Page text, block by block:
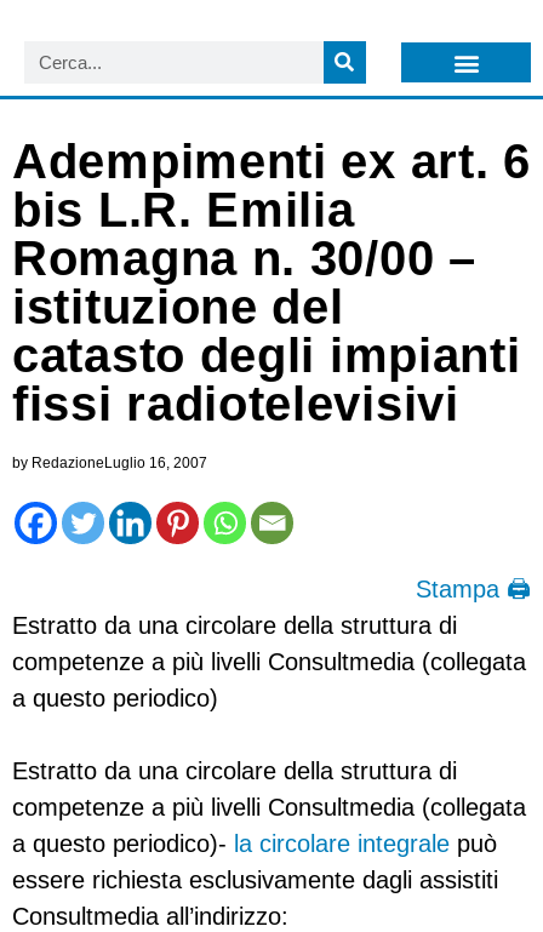
Adempimenti ex art. 6
bis L.R. Emilia
Romagna n. 30/00 –
istituzione del
catasto degli impianti
fissi radiotelevisivi
by Redazione Luglio 16, 2007
Stampa 🖨
Estratto da una circolare della struttura di
competenze a più livelli Consultmedia (collegata
a questo periodico)
Estratto da una circolare della struttura di
competenze a più livelli Consultmedia (collegata
a questo periodico)- la circolare integrale può
essere richiesta esclusivamente dagli assistiti
Consultmedia all’indirizzo: